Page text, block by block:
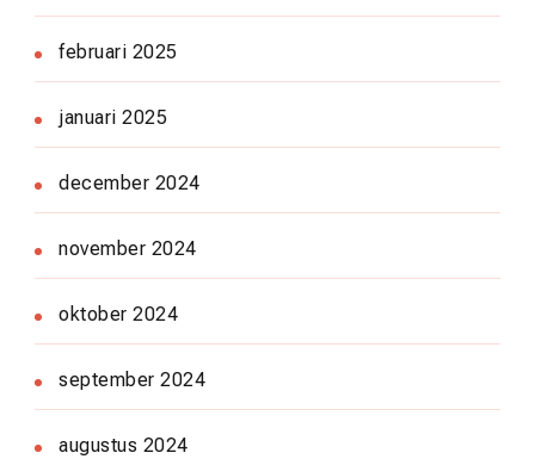
februari 2025
januari 2025
december 2024
november 2024
oktober 2024
september 2024
augustus 2024